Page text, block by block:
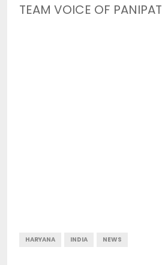
TEAM VOICE OF PANIPAT
HARYANA INDIA NEWS